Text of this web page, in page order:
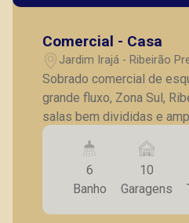
Comercial - Casa
Jardim Irajá - Ribeirão
Sobrado comercial de
grande fluxo, Zona Sul,
salas bem divididas e
banheiros com
necessidades especiais -
de entrada - iluminação
garagens A Piramid tem como objetivo atender
seus clientes com
6
Banho
10
Garagens